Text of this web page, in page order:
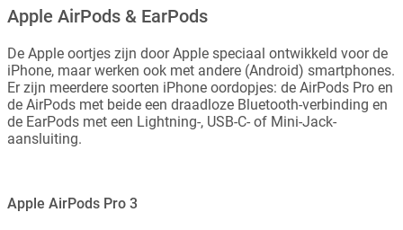
Apple AirPods & EarPods
De Apple oortjes zijn door Apple speciaal ontwikkeld voor de
iPhone, maar werken ook met andere (Android) smartphones.
Er zijn meerdere soorten iPhone oordopjes: de AirPods Pro en
de AirPods met beide een draadloze Bluetooth-verbinding en
de EarPods met een Lightning-, USB-C- of Mini-Jack-
aansluiting.
Apple AirPods Pro 3